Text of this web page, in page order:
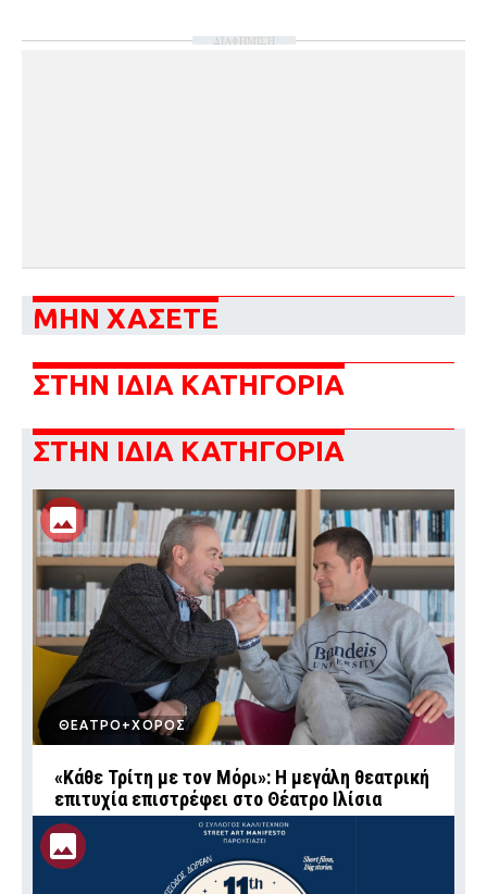
ΔΙΑΦΗΜΙΣΗ
ΜΗΝ ΧΑΣΕΤΕ
ΣΤΗΝ ΙΔΙΑ ΚΑΤΗΓΟΡΙΑ
ΣΤΗΝ ΙΔΙΑ ΚΑΤΗΓΟΡΙΑ
ΘΕΑΤΡΟ+ΧΟΡΟΣ
«Κάθε Τρίτη με τον Μόρι»: Η μεγάλη θεατρική
επιτυχία επιστρέφει στο Θέατρο Ιλίσια